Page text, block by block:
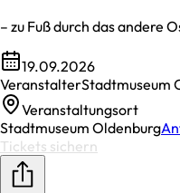
– zu Fuß durch das andere
19.09.2026
VeranstalterStadtmuseum
Veranstaltungsort
Stadtmuseum Oldenburg
Tickets sichern